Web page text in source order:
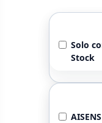
Solo
Stock